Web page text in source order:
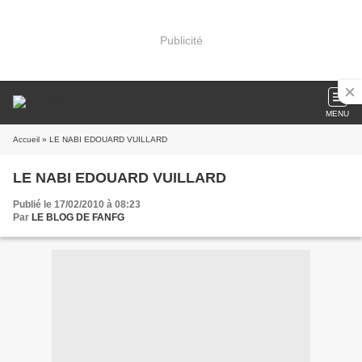
Publicité
MENU
Accueil » LE NABI EDOUARD VUILLARD
LE NABI EDOUARD VUILLARD
Publié le 17/02/2010 à 08:23
Par LE BLOG DE FANFG